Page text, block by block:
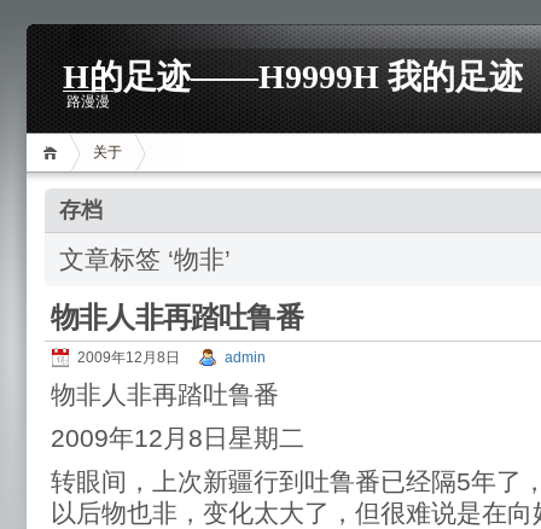
H的足迹——H9999H 我的足迹
路漫漫
关于
存档
文章标签 ‘物非’
物非人非再踏吐鲁番
2009年12月8日 admin
物非人非再踏吐鲁番
2009年12月8日星期二
转眼间，上次新疆行到吐鲁番已经隔5年了
以后物也非，变化太大了，但很难说是在